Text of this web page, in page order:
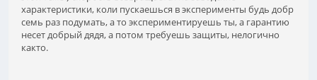
характеристики, коли пускаешься в эксперименты будь добр
семь раз подумать, а то экспериментируешь ты, а гарантию
несет добрый дядя, а потом требуешь защиты, нелогично
както.